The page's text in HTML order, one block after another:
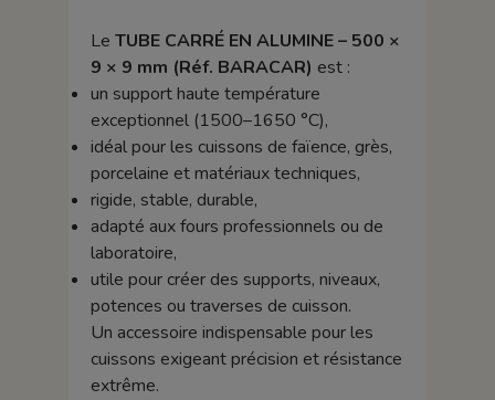
Le TUBE CARRÉ EN ALUMINE – 500 ×
9 × 9 mm (Réf. BARACAR) est :
un support haute température
exceptionnel (1500–1650 °C),
idéal pour les cuissons de faïence, grès,
porcelaine et matériaux techniques,
rigide, stable, durable,
adapté aux fours professionnels ou de
laboratoire,
utile pour créer des supports, niveaux,
potences ou traverses de cuisson.
Un accessoire indispensable pour les
cuissons exigeant précision et résistance
extrême.